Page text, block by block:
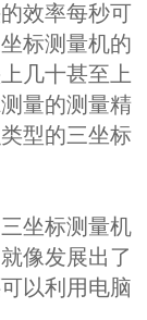
效率每秒可
标测量机的
几十甚至上
量的测量精
型的三坐标
坐标测量机
像发展出了
以利用电脑